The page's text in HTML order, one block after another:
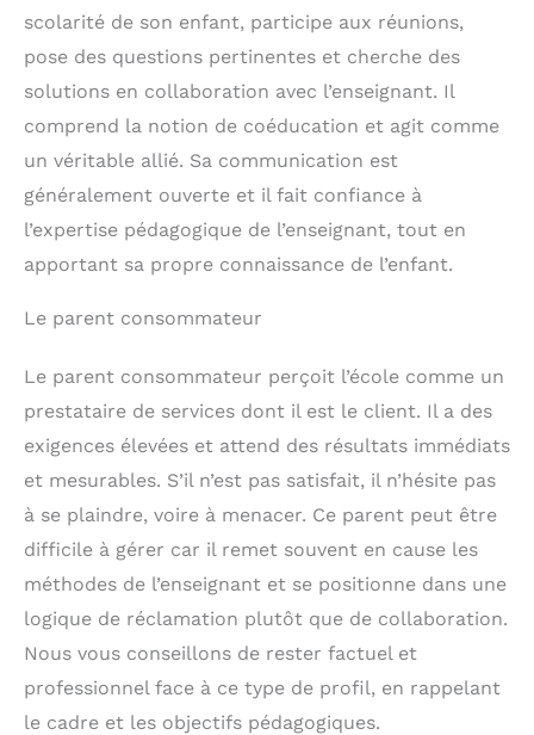
scolarité de son enfant, participe aux réunions,
pose des questions pertinentes et cherche des
solutions en collaboration avec l’enseignant. Il
comprend la notion de coéducation et agit comme
un véritable allié. Sa communication est
généralement ouverte et il fait confiance à
l’expertise pédagogique de l’enseignant, tout en
apportant sa propre connaissance de l’enfant.
Le parent consommateur
Le parent consommateur perçoit l’école comme un
prestataire de services dont il est le client. Il a des
exigences élevées et attend des résultats immédiats
et mesurables. S’il n’est pas satisfait, il n’hésite pas
à se plaindre, voire à menacer. Ce parent peut être
difficile à gérer car il remet souvent en cause les
méthodes de l’enseignant et se positionne dans une
logique de réclamation plutôt que de collaboration.
Nous vous conseillons de rester factuel et
professionnel face à ce type de profil, en rappelant
le cadre et les objectifs pédagogiques.